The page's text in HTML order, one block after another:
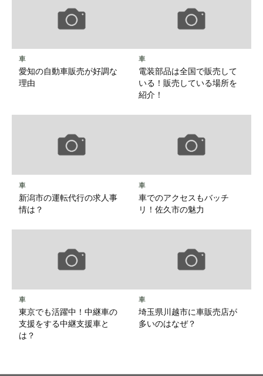
車
愛知の自動車販売が好調な
理由
車
電装部品は全国で販売して
いる！販売している場所を
紹介！
車
新潟市の運転代行の求人事
情は？
車
車でのアクセスもバッチ
リ！佐久市の魅力
車
東京でも活躍中！中継車の
支援をする中継支援車と
は？
車
埼玉県川越市に車販売店が
多いのはなぜ？